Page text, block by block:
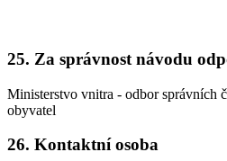
25. Za správnost návodu
Ministerstvo vnitra - odbor správních
obyvatel
26. Kontaktní osoba